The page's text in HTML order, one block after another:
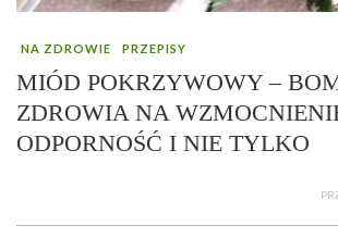
NA ZDROWIE PRZEPISY
MIÓD POKRZYWOWY –
ZDROWIA NA
ODPORNOŚĆ I NIE TYLKO